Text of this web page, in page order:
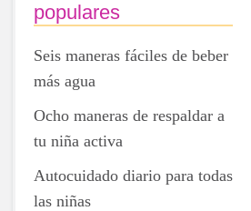
populares
Seis maneras fáciles de beber
más agua
Ocho maneras de respaldar a
tu niña activa
Autocuidado diario para todas
las niñas